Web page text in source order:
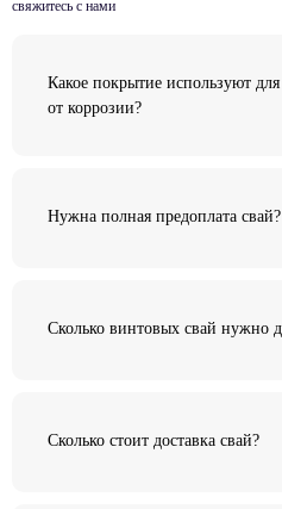
свяжитесь с нами
Какое покрытие используют
от коррозии?
Нужна полная предоплата свай?
Сколько винтовых свай нужно
Сколько стоит доставка свай?